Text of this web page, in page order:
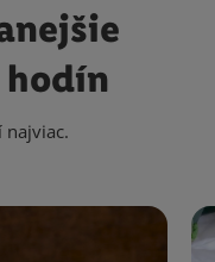
hodín
najviac.